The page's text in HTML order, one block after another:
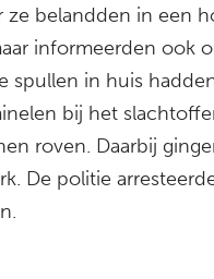
ze belandden in een
informeerden ook
spullen in huis
bij het
roven. Daarbij
De politie